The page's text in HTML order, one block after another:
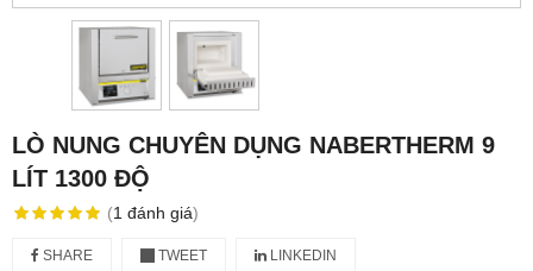
LÒ NUNG CHUYÊN DỤNG NABERTHERM 9
LÍT 1300 ĐỘ
(1 đánh giá)
SHARE TWEET LINKEDIN